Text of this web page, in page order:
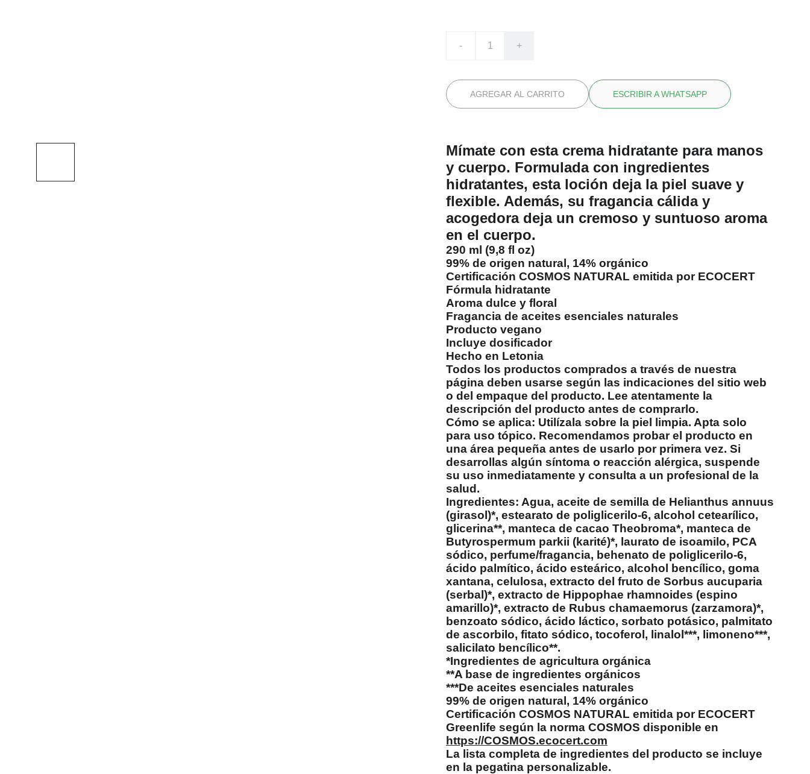
- +
AGREGAR AL CARRITO ESCRIBIR A WHATSAPP
Mímate con esta crema hidratante para manos
y cuerpo. Formulada con ingredientes
hidratantes, esta loción deja la piel suave y
flexible. Además, su fragancia cálida y
acogedora deja un cremoso y suntuoso aroma
en el cuerpo.
290 ml (9,8 fl oz)
99% de origen natural, 14% orgánico
Certificación COSMOS NATURAL emitida por ECOCERT
Fórmula hidratante
Aroma dulce y floral
Fragancia de aceites esenciales naturales
Producto vegano
Incluye dosificador
Hecho en Letonia
Todos los productos comprados a través de nuestra
página deben usarse según las indicaciones del sitio web
o del empaque del producto. Lee atentamente la
descripción del producto antes de comprarlo.
Cómo se aplica: Utilízala sobre la piel limpia. Apta solo
para uso tópico. Recomendamos probar el producto en
una área pequeña antes de usarlo por primera vez. Si
desarrollas algún síntoma o reacción alérgica, suspende
su uso inmediatamente y consulta a un profesional de la
salud.
Ingredientes: Agua, aceite de semilla de Helianthus annuus
(girasol)*, estearato de poliglicerilo-6, alcohol cetearílico,
glicerina**, manteca de cacao Theobroma*, manteca de
Butyrospermum parkii (karité)*, laurato de isoamilo, PCA
sódico, perfume/fragancia, behenato de poliglicerilo-6,
ácido palmítico, ácido esteárico, alcohol bencílico, goma
xantana, celulosa, extracto del fruto de Sorbus aucuparia
(serbal)*, extracto de Hippophae rhamnoides (espino
amarillo)*, extracto de Rubus chamaemorus (zarzamora)*,
benzoato sódico, ácido láctico, sorbato potásico, palmitato
de ascorbilo, fitato sódico, tocoferol, linalol***, limoneno***,
salicilato bencílico**.
*Ingredientes de agricultura orgánica
**A base de ingredientes orgánicos
***De aceites esenciales naturales
99% de origen natural, 14% orgánico
Certificación COSMOS NATURAL emitida por ECOCERT
Greenlife según la norma COSMOS disponible en
https://COSMOS.ecocert.com
La lista completa de ingredientes del producto se incluye
en la pegatina personalizable.